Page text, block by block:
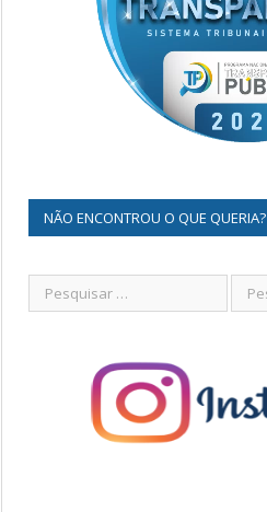
NÃO ENCONTROU O QUE QUERIA?